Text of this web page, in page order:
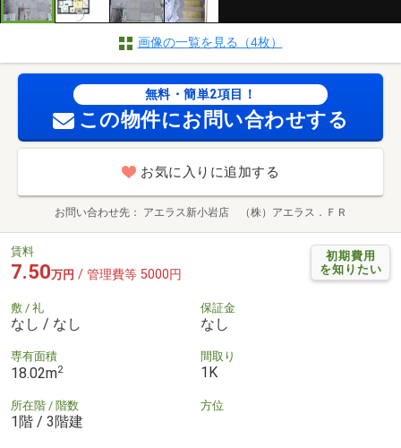
画像の一覧を見る（4枚）
無料・簡単2項目！
この物件にお問い合わせする
お気に入りに追加する
お問い合わせ先 アエラス新小岩店 （株）アエラス．ＦＲ
初期費用
を知りたい
賃料
7.50万円 / 管理費等 5000円
敷 / 礼
なし / なし
保証金
なし
専有面積
18.02m2
間取り
1K
所在階 / 階数
1階 / 3階建
方位